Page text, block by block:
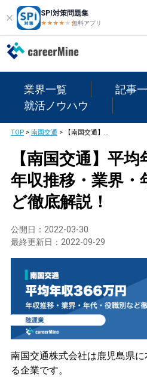
SPI対策問題集
★★★★ ★★
無料アプリ
業界一覧
記事
就活ノウハウ
TOP> 南国交通 > 【南国交通】平均年収366万円｜年収推移・業界・年代・役職別など徹底解説！
【南国交通】平均
年収推移・業界・
ど徹底解説！
公開日： 2022-03-30
最終更新日： 2022-09-29
南国交通株式会社は鹿児島県
る企業です。